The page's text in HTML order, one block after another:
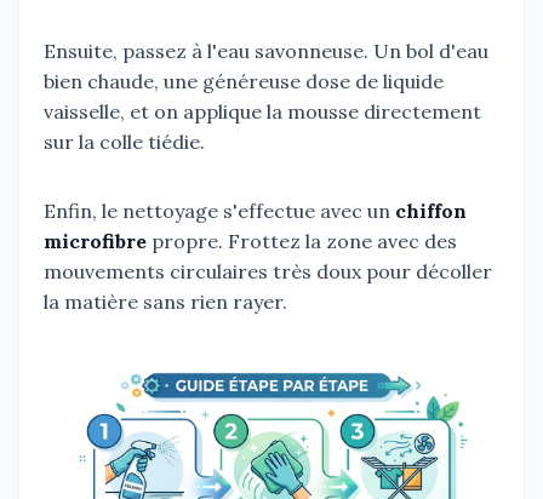
Ensuite, passez à l'eau savonneuse. Un bol d'eau
bien chaude, une généreuse dose de liquide
vaisselle, et on applique la mousse directement
sur la colle tiédie.
Enfin, le nettoyage s'effectue avec un chiffon
microfibre propre. Frottez la zone avec des
mouvements circulaires très doux pour décoller
la matière sans rien rayer.